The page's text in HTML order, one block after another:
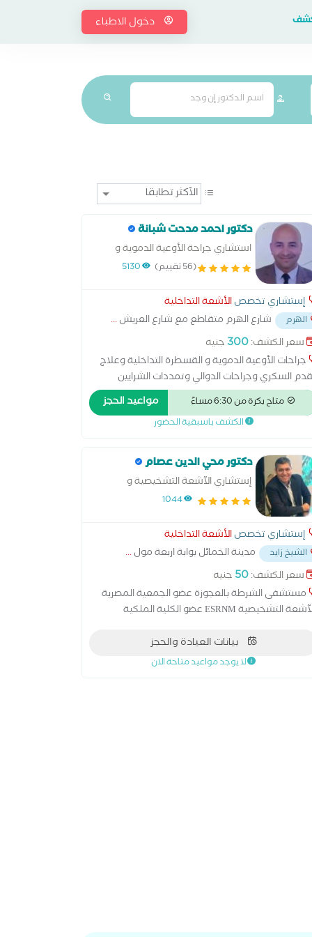
دخول الاطباء
دكتور احمد مدحت شبانة
استشاري جراحة الأوعية الدموية و
القسطرة التداخلية والقدم السكري
(56 تقييم) 5130
إستشاري تخصصالأشعة التداخلية
الهرم شارع الهرم متقاطع مع شارع العريش...
سعر الكشف:300 جنيه
جراحات الأوعية الدموية و القسطرة التداخلية وعلاج
السكري وجراحات الدوالي وتمددات الشرايين
والجلطات وأساليب العلاج المختلفة
القوات المسلحة
متاح بكرة من 6:30 مساءً مواعيد الحجز
الكشف باسبقية الحضور
دكتور محي الدين عصام
إستشاري الآشعة التشخيصية و
التداخلية
1044
إستشاري تخصصالأشعة التداخلية
الشيخ زايد مدينة الخمائل بوابة اربعة مول...
سعر الكشف:50 جنيه
مستشفى الشرطة بالعجوزة عضو الجمعية المصرية
للآشعة التشخيصية ESRNM عضو الكلية الملكية
التداخلية AIRS مستشفى الشرطة بالعجوزة عضو
بيانات العيادة والحجز
لا يوجد مواعيد متاحة الان